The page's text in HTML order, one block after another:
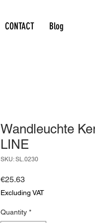
CONTACT Blog
Wandleuchte
LINE
SKU: SL.0230
€25.63Price
Excluding VAT
Quantity *